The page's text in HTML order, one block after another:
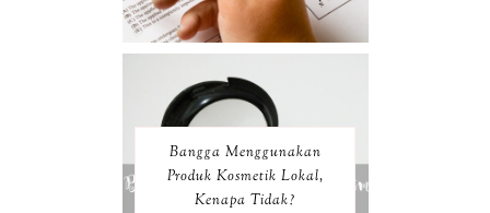
Bangga Menggunakan
Produk Kosmetik Lokal,
Kenapa Tidak?